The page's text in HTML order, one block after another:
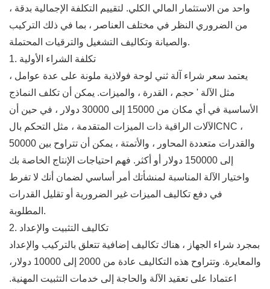
واحد من الاستثمار المالي الكلي. لتقييم التكلفة الإجمالية بدقة ،
من الضروري النظر في مختلف العناصر ، بما في ذلك التركيب
والصيانة وتكاليف التشغيل والترقيات المحتملة.
1. تكلفة الشراء الأولية
يعتمد سعر شراء آلة ثني لوحة فولاذية ملونة على عدة عوامل ،
مثل الآلة ' حجم ، القدرة ، والميزات. يمكن أن تكلف النماذج
الأساسية في أي مكان من 15000 إلى 30000 دولار ، في حين أن
الآلات الراقية ذات الميزات المتقدمة ، مثل التحكم بالCNC ،
والقدرات متعددة المحاور ، والأتمتة ، يمكن أن تتراوح بين 50000
إلى 150000 دولار أو أكثر. فهم احتياجات الإنتاج الخاصة بك
واختيار الآلة المناسبة لمنشأتك أمر أساسي لضمان أنك لا تفرط
في دفع تكاليف الميزات غير الضرورية أو تقليل القدرات
المطلوبة.
2. تكاليف التثبيت والإعداد
بمجرد شراء الجهاز ، هناك تكاليف إضافية تتعلق بالتركيب والإعداد
والمعايرة. وتتراوح هذه التكاليف عادة من 2000 إلى 10000 دولار،
اعتمادا على تعقيد الآلة والحاجة إلى خدمات التثبيت المهنية.